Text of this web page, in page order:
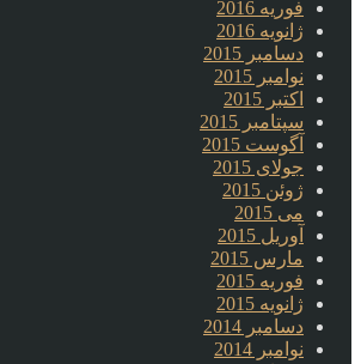
فوریه 2016
ژانویه 2016
دسامبر 2015
نوامبر 2015
اکتبر 2015
سپتامبر 2015
آگوست 2015
جولای 2015
ژوئن 2015
می 2015
آوریل 2015
مارس 2015
فوریه 2015
ژانویه 2015
دسامبر 2014
نوامبر 2014